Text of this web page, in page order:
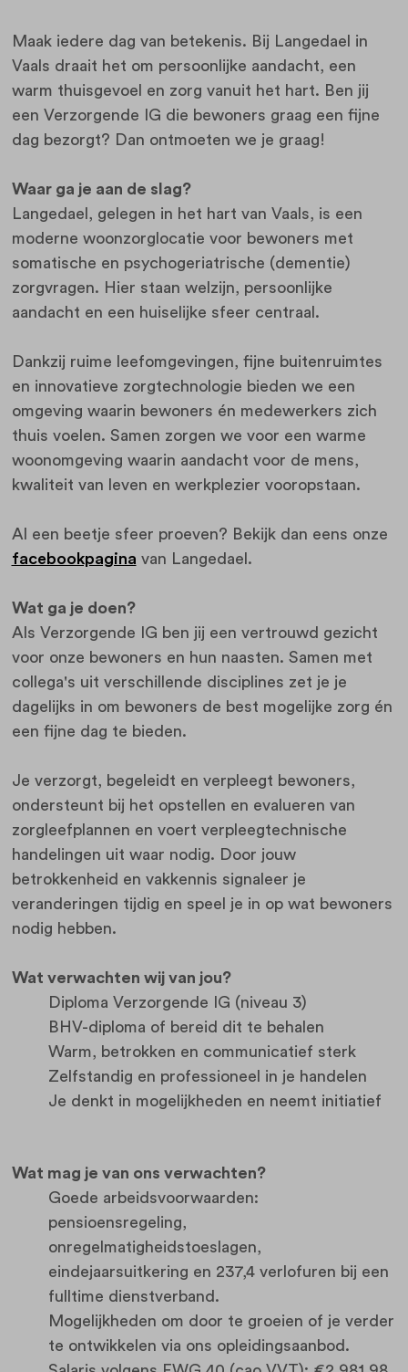
Maak iedere dag van betekenis. Bij Langedael in
Vaals draait het om persoonlijke aandacht, een
warm thuisgevoel en zorg vanuit het hart. Ben jij
een Verzorgende IG die bewoners graag een fijne
dag bezorgt? Dan ontmoeten we je graag!
Waar ga je aan de slag?
Langedael, gelegen in het hart van Vaals, is een
moderne woonzorglocatie voor bewoners met
somatische en psychogeriatrische (dementie)
zorgvragen. Hier staan welzijn, persoonlijke
aandacht en een huiselijke sfeer centraal.
Dankzij ruime leefomgevingen, fijne buitenruimtes
en innovatieve zorgtechnologie bieden we een
omgeving waarin bewoners én medewerkers zich
thuis voelen. Samen zorgen we voor een warme
woonomgeving waarin aandacht voor de mens,
kwaliteit van leven en werkplezier vooropstaan.
Al een beetje sfeer proeven? Bekijk dan eens onze
facebookpagina van Langedael.
Wat ga je doen?
Als Verzorgende IG ben jij een vertrouwd gezicht
voor onze bewoners en hun naasten. Samen met
collega's uit verschillende disciplines zet je je
dagelijks in om bewoners de best mogelijke zorg én
een fijne dag te bieden.
Je verzorgt, begeleidt en verpleegt bewoners,
ondersteunt bij het opstellen en evalueren van
zorgleefplannen en voert verpleegtechnische
handelingen uit waar nodig. Door jouw
betrokkenheid en vakkennis signaleer je
veranderingen tijdig en speel je in op wat bewoners
nodig hebben.
Wat verwachten wij van jou?
Diploma Verzorgende IG (niveau 3)
BHV-diploma of bereid dit te behalen
Warm, betrokken en communicatief sterk
Zelfstandig en professioneel in je handelen
Je denkt in mogelijkheden en neemt initiatief
Wat mag je van ons verwachten?
Goede arbeidsvoorwaarden:
pensioensregeling,
onregelmatigheidstoeslagen,
eindejaarsuitkering en 237,4 verlofuren bij een
fulltime dienstverband.
Mogelijkheden om door te groeien of je verder
te ontwikkelen via ons opleidingsaanbod.